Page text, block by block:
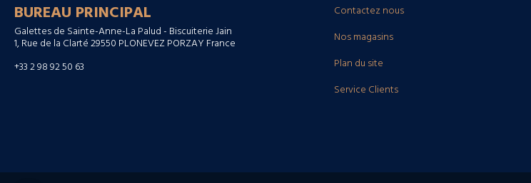
BUREAU PRINCIPAL
Galettes de Sainte-Anne-La Palud - Biscuiterie Jain
1, Rue de la Clarté 29550 PLONEVEZ PORZAY France
+33 2 98 92 50 63
Contactez nous
Nos magasins
Plan du site
Service Clients